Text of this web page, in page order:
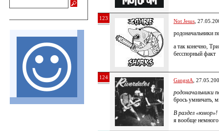
123 Not Jesus ,
родоначальники
а так конечно,
бесспорный факт
124 GangstA ,
родоначальники
брось умничать,
В раздел «юмор»!
я вообще немного